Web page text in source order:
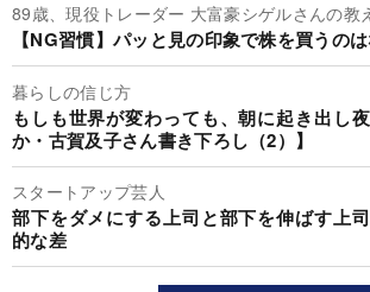
89歳、現役トレーダー 大富豪シゲルさんの教え
【NG習慣】パッと見の印象で株を買うの
暮らしの信じ方
もしも世界が変わっても、朝に起き出し
か・古賀及子さん書き下ろし（2）】
スタートアップ芸人
部下をダメにする上司と部下を伸ばす上
的な差